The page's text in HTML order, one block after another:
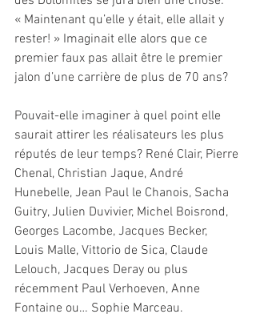
« Maintenant qu’elle y était, elle allait y
rester! » Imaginait elle alors que ce
premier faux pas allait être le premier
jalon d’une carrière de plus de 70 ans?
Pouvait-elle imaginer à quel point elle
saurait attirer les réalisateurs les plus
réputés de leur temps? René Clair, Pierre
Chenal, Christian Jaque, André
Hunebelle, Jean Paul le Chanois, Sacha
Guitry, Julien Duvivier, Michel Boisrond,
Georges Lacombe, Jacques Becker,
Louis Malle, Vittorio de Sica, Claude
Lelouch, Jacques Deray ou plus
récemment Paul Verhoeven, Anne
Fontaine ou… Sophie Marceau.